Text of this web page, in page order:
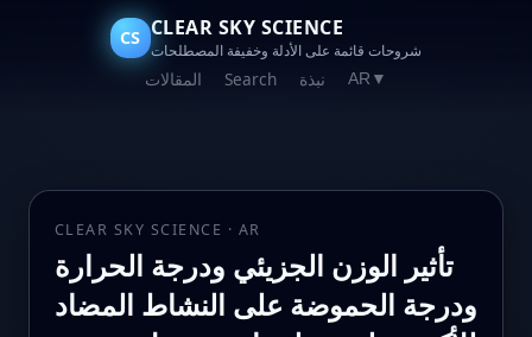
CS CLEAR SKY SCIENCE
شروحات قائمة على الأدلة وخفيفة المصطلحات
المقالات Search نبذة AR ▼
CLEAR SKY SCIENCE · AR
تأثير الوزن الجزيئي ودرجة الحرارة
ودرجة الحموضة على النشاط المضاد